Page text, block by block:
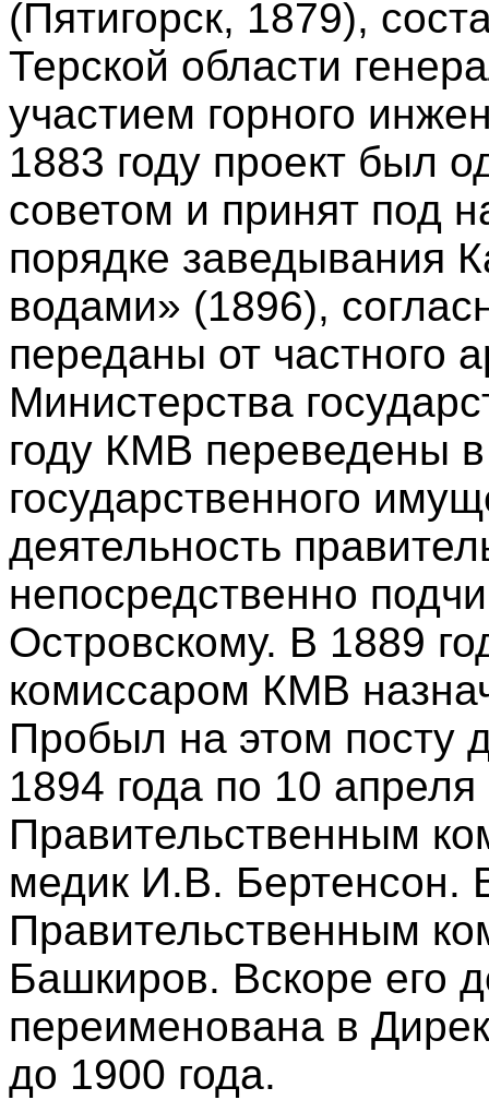
(Пятигорск, 1879),
Терской области
участием горного
1883 году проект был
советом и принят под
порядке заведывания
водами» (1896),
переданы от частного
Министерства
году КМВ переведены
государственного
деятельность
непосредственно
Островскому. В 1889
комиссаром КМВ
Пробыл на этом посту
1894 года по 10 апреля
Правительственным
медик И.В. Бертенсон.
Правительственным
Башкиров. Вскоре его
переименована в
до 1900 года.